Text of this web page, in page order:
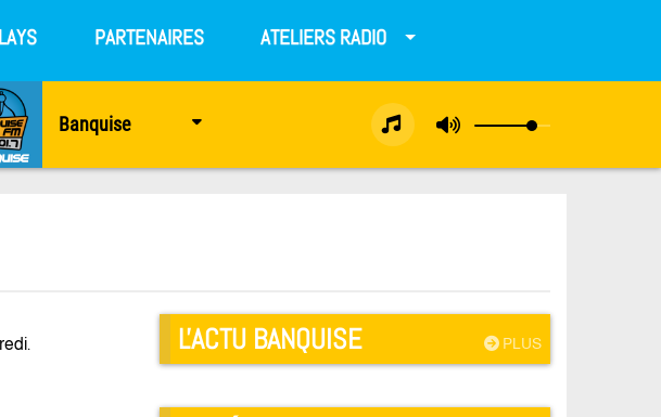
PARTENAIRES ATELIERS RADIO
Banquise
PLUS
L'ACTU BANQUISE